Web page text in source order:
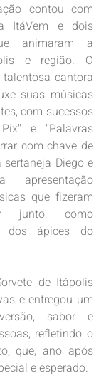
contou com
ItáVem e dois
animaram a
e região. O
cantora
suas músicas
com sucessos
e "Palavras
com chave de
Diego e
que fizeram
junto, como
dos ápices do
de Itápolis
e entregou um
sabor e
refletindo o
que, ano após
e esperado.